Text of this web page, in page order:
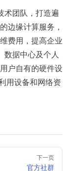
术团队，打造遍
边缘计算服务，
费用，提高企业
数据中心及个人
户自有的硬件设
用设备和网络资
下一页
官方社群